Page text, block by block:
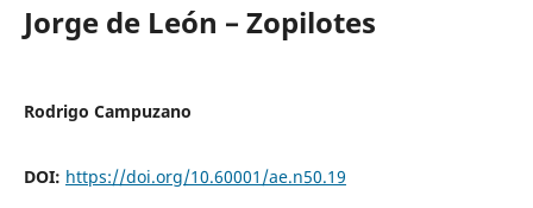
Jorge de León – Zopilotes
Rodrigo Campuzano
DOI: https://doi.org/10.60001/ae.n50.19